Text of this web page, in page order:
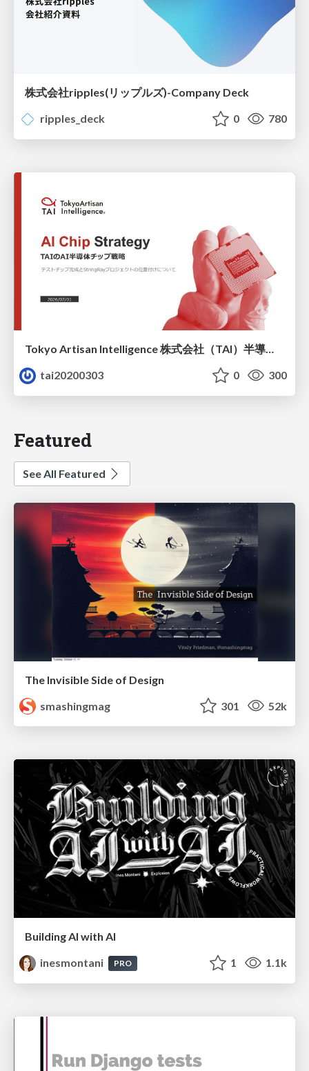
株式会社ripples(リップルズ)-Company Deck
ripples_deck
0 780
Tokyo Artisan Intelligence 株式会社（TAI）半導体戦略_最新版
tai20200303
0 300
Featured
See All Featured
The Invisible Side of Design
smashingmag
301 52k
Building AI with AI
inesmontani
PRO 1 1.1k